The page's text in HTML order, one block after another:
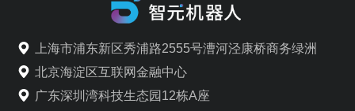
上海市浦东新区秀浦路2555号漕河泾康桥商务绿洲
北京海淀区互联网金融中心
广东深圳湾科技生态园12栋A座